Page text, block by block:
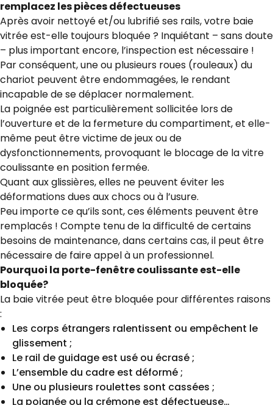
remplacez les pièces défectueuses
Après avoir nettoyé et/ou lubrifié ses rails, votre baie
vitrée est-elle toujours bloquée ? Inquiétant – sans doute
– plus important encore, l’inspection est nécessaire !
Par conséquent, une ou plusieurs roues (rouleaux) du
chariot peuvent être endommagées, le rendant
incapable de se déplacer normalement.
La poignée est particulièrement sollicitée lors de
l’ouverture et de la fermeture du compartiment, et elle-
même peut être victime de jeux ou de
dysfonctionnements, provoquant le blocage de la vitre
coulissante en position fermée.
Quant aux glissières, elles ne peuvent éviter les
déformations dues aux chocs ou à l’usure.
Peu importe ce qu’ils sont, ces éléments peuvent être
remplacés ! Compte tenu de la difficulté de certains
besoins de maintenance, dans certains cas, il peut être
nécessaire de faire appel à un professionnel.
Pourquoi la porte-fenêtre coulissante est-elle
bloquée?
La baie vitrée peut être bloquée pour différentes raisons
:
Les corps étrangers ralentissent ou empêchent le
glissement ;
Le rail de guidage est usé ou écrasé ;
L’ensemble du cadre est déformé ;
Une ou plusieurs roulettes sont cassées ;
La poignée ou la crémone est défectueuse…